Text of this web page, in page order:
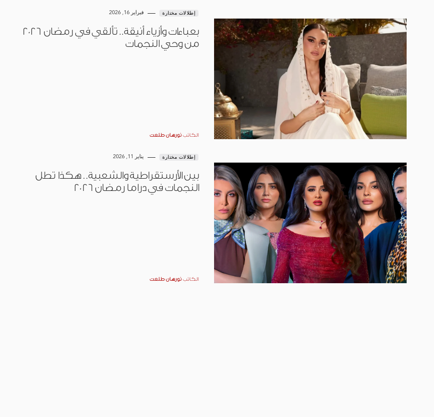
إطلالات مختارة فبراير 16, 2026
بعباءات وأزياء أنيقة.. تألقي في رمضان 2026
من وحي النجمات
الكاتب نورهان طلعت
إطلالات مختارة يناير 11, 2026
بين الأرستقراطية والشعبية.. هكذا تطل
النجمات في دراما رمضان 2026
الكاتب نورهان طلعت